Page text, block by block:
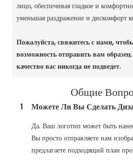
лицо, обеспечивая гладкое и
уменьшая раздражение и дискомфорт
Пожалуйста, свяжитесь с нами,
возможность отправить вам образец.
качество вас никогда не подведет.
Общие
1 Можете Ли Вы Сделать
Да. Ваш логотип может быть
Вы просто отправляете нам
предлагаете подходящий план